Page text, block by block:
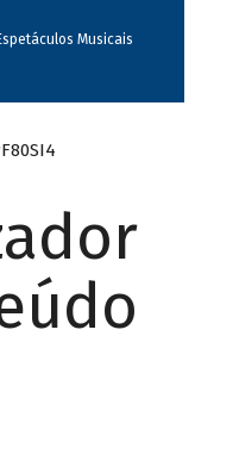
Musicais